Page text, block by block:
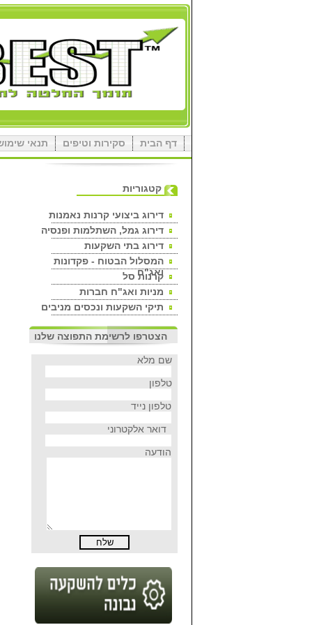
דף הבית סקירות וטיפים תנאי
קטגוריות
דירוג ביצועי קרנות נאמנות
דירוג גמל, השתלמות ופנסיה
דירוג בתי השקעות
המסלול הבטוח - פקדונות
ואג"ח
קרנות סל
מניות ואג"ח חברות
תיקי השקעות ונכסים מניבים
הצטרפו לרשימת התפוצה שלנו
שם מלא
טלפון
טלפון נייד
דואר אלקטרוני
הודעה